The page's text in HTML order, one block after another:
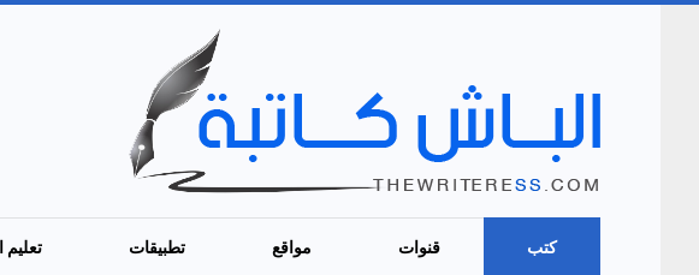
كتب قنوات مواقع تطبيقات تعليم